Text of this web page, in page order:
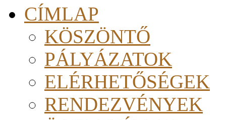
CÍMLAP
KÖSZÖNTŐ
PÁLYÁZATOK
ELÉRHETŐSÉGEK
RENDEZVÉNYEK